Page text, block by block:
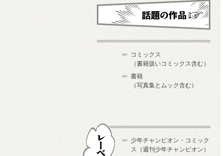
これから発売予定
コミックス
（書籍扱いコミックス含む）
書籍
（写真集とムック含む）
少年チャンピオン・コミック
ス（週刊少年チャンピオン）